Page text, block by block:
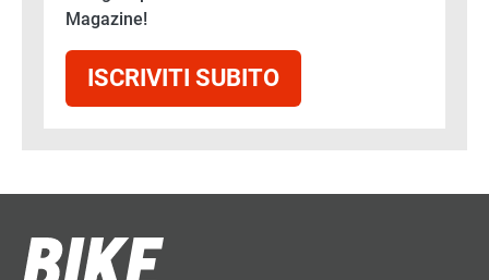
Magazine!
ISCRIVITI SUBITO